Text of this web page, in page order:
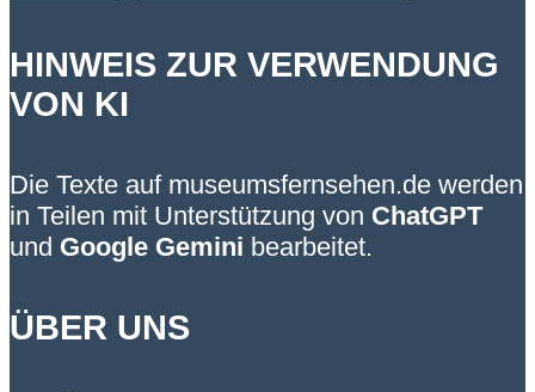
HINWEIS ZUR VERWENDUNG
VON KI
Die Texte auf museumsfernsehen.de werden
in Teilen mit Unterstützung von ChatGPT
und Google Gemini bearbeitet.
ÜBER UNS